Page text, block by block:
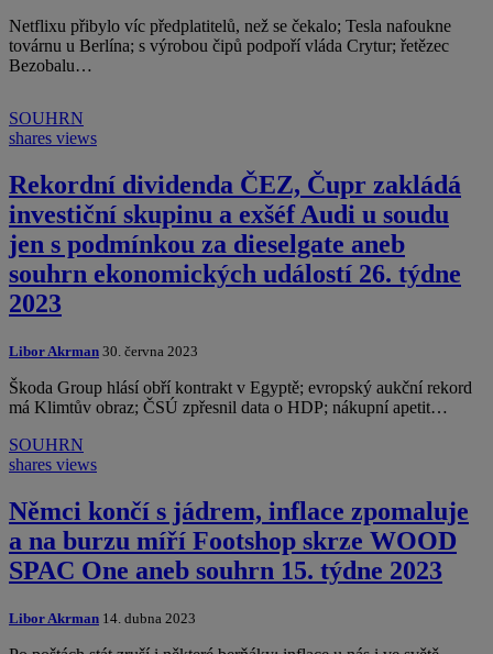
Netflixu přibylo víc předplatitelů, než se čekalo; Tesla nafoukne
továrnu u Berlína; s výrobou čipů podpoří vláda Crytur; řetězec
Bezobalu…
SOUHRN
shares views
Rekordní dividenda ČEZ, Čupr zakládá
investiční skupinu a exšéf Audi u soudu
jen s podmínkou za dieselgate aneb
souhrn ekonomických událostí 26. týdne
2023
Libor Akrman 30. června 2023
Škoda Group hlásí obří kontrakt v Egyptě; evropský aukční rekord
má Klimtův obraz; ČSÚ zpřesnil data o HDP; nákupní apetit…
SOUHRN
shares views
Němci končí s jádrem, inflace zpomaluje
a na burzu míří Footshop skrze WOOD
SPAC One aneb souhrn 15. týdne 2023
Libor Akrman 14. dubna 2023